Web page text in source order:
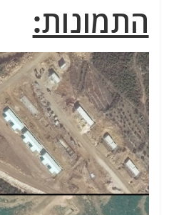
התמונות: